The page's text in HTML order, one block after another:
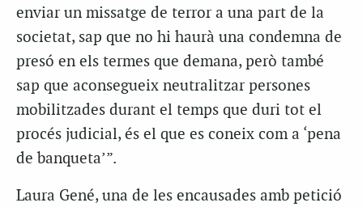
enviar un missatge de terror a una part de la
societat, sap que no hi haurà una condemna de
presó en els termes que demana, però també
sap que aconsegueix neutralitzar persones
mobilitzades durant el temps que duri tot el
procés judicial, és el que es coneix com a ‘pena
de banqueta’”.
Laura Gené, una de les encausades amb petició